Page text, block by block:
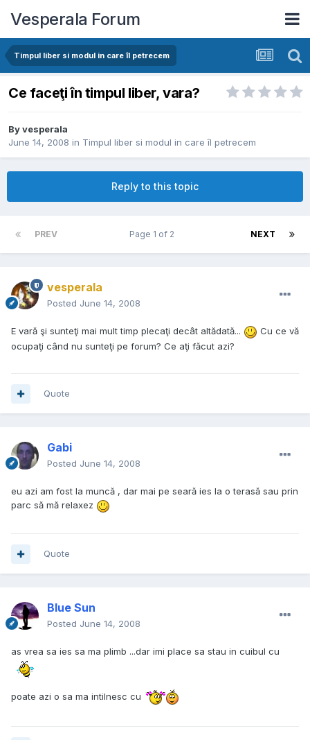
Vesperala Forum
Timpul liber si modul in care îl petrecem
Ce faceţi în timpul liber, vara?
Byvesperala
June 14, 2008 in Timpul liber si modul in care îl petrecem
Reply to this topic
PREV NEXT
Page 1 of 2
vesperala
Posted June 14, 2008
E vară şi sunteţi mai mult timp plecaţi decât altădată...
Cu ce vă
ocupaţi când nu sunteţi pe forum? Ce aţi făcut azi?
Quote
Gabi
Posted June 14, 2008
eu azi am fost la muncă , dar mai pe seară ies la o terasă sau prin
parc să mă relaxez
Quote
Blue Sun
Posted June 14, 2008
as vrea sa ies sa ma plimb ...dar imi place sa stau in cuibul cu
poate azi o sa ma intilnesc cu